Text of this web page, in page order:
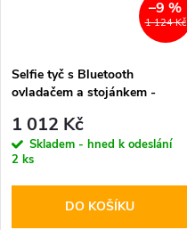
1 124 Kč
–9 %
Selfie tyč s Bluetooth
ovladačem a stojánkem -
1 012 Kč
Skladem - hned k odeslání
2 ks
DO KOŠÍKU